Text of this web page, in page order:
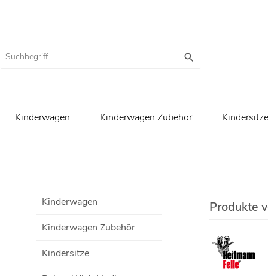
Kinderwagen Kinderwagen Zubehör Kindersitze
Kinderwagen
Kinderwagen Zubehör
Kindersitze
Produkte